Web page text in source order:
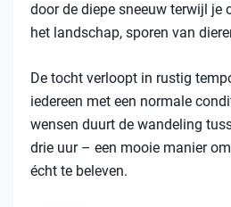
door de diepe sneeuw terwijl je
het landschap, sporen van
De tocht verloopt in rustig
iedereen met een normale
wensen duurt de wandeling
drie uur – een mooie manier
écht te beleven.